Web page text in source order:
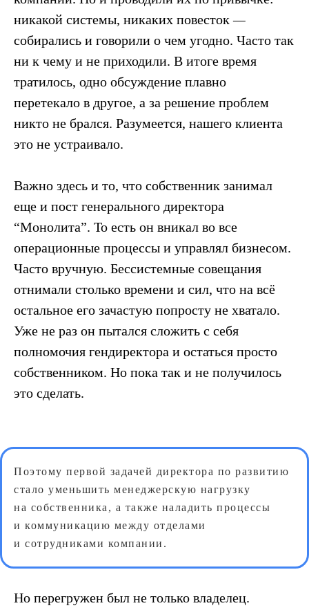
никакой системы, никаких повесток—
собирались и говорили о чем угодно. Часто так
ни к чему и не приходили. В итоге время
тратилось, одно обсуждение плавно
перетекало в другое, а за решение проблем
никто не брался. Разумеется, нашего клиента
это не устраивало.
Важно здесь и то, что собственник занимал
еще и пост генерального директора
“Монолита”. То есть он вникал во все
операционные процессы и управлял бизнесом.
Часто вручную. Бессистемные совещания
отнимали столько времени и сил, что на всё
остальное его зачастую попросту не хватало.
Уже не раз он пытался сложить с себя
полномочия гендиректора и остаться просто
собственником. Но пока так и не получилось
это сделать.
Поэтому первой задачей директора по развитию
стало уменьшить менеджерскую нагрузку
на собственника, а также наладить процессы
и коммуникацию между отделами
и сотрудниками компании.
Но перегружен был не только владелец.